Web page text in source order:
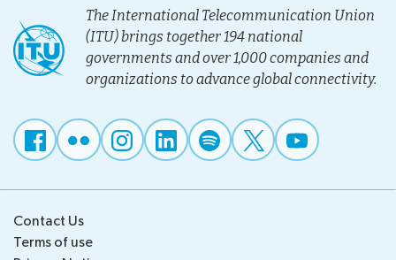
The International Telecommunication Union
(ITU) brings together 194 national
governments and over 1,000 companies and
organizations to advance global connectivity.
Contact Us
Terms of use